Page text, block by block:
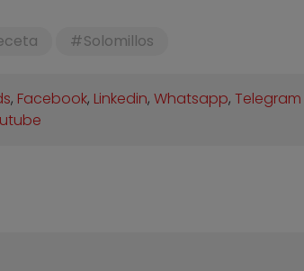
Solomillos
, Facebook, Linkedin,Whatsapp,Telegram